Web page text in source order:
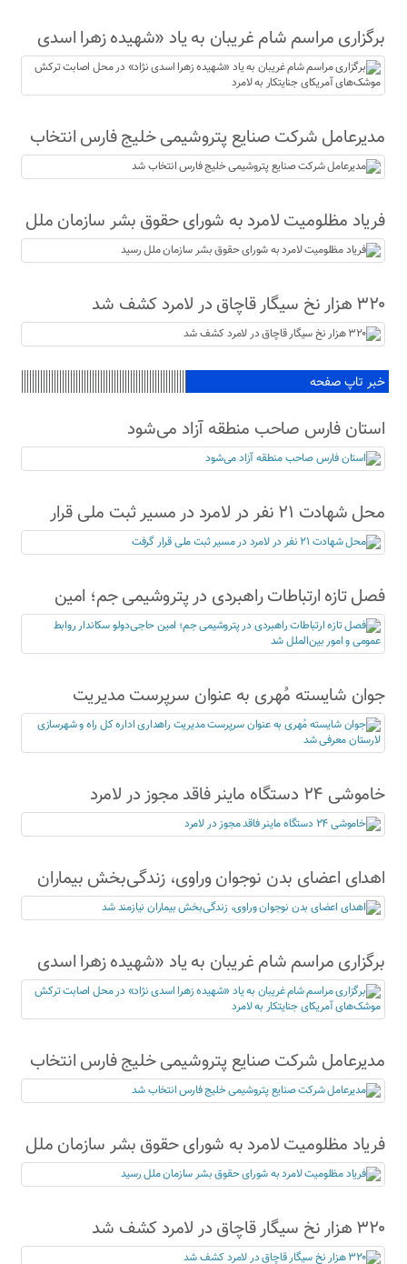
برگزاری مراسم شام غریبان به یاد «شهیده زهرا اسدی
نژاد» در محل اصابت ترکش موشک‌های آمریکای
جنایتکار به لامرد
مدیرعامل شرکت صنایع پتروشیمی خلیج فارس انتخاب
شد
فریاد مظلومیت لامرد به شورای حقوق بشر سازمان ملل
رسید
۳۲۰ هزار نخ سیگار قاچاق در لامرد کشف شد
خبر تاپ صفحه
استان فارس صاحب منطقه آزاد می‌شود
محل شهادت ۲۱ نفر در لامرد در مسیر ثبت ملی قرار
گرفت
فصل تازه ارتباطات راهبردی در پتروشیمی جم؛ امین
حاجی‌دولو سکاندار روابط عمومی و امور بین‌الملل شد
جوان شایسته مُهری به عنوان سرپرست مدیریت
راهداری اداره کل راه و شهرسازی لارستان معرفی شد
خاموشی ۲۴ دستگاه ماینر فاقد مجوز در لامرد
اهدای اعضای بدن نوجوان وراوی، زندگی‌بخش بیماران
نیازمند شد
برگزاری مراسم شام غریبان به یاد «شهیده زهرا اسدی
نژاد» در محل اصابت ترکش موشک‌های آمریکای
جنایتکار به لامرد
مدیرعامل شرکت صنایع پتروشیمی خلیج فارس انتخاب
شد
فریاد مظلومیت لامرد به شورای حقوق بشر سازمان ملل
رسید
۳۲۰ هزار نخ سیگار قاچاق در لامرد کشف شد